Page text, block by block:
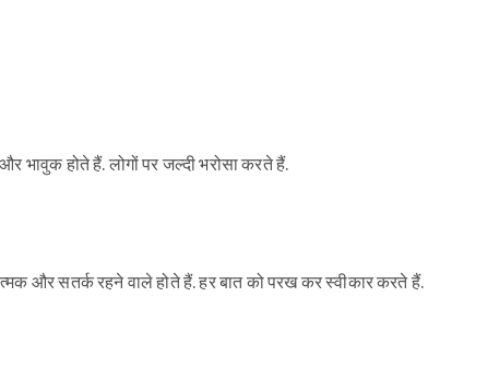
भावुक होते हैं. लोगों पर जल्दी भरोसा करते हैं.
और सतर्क रहने वाले होते हैं. हर बात को परख कर स्वीकार करते हैं.